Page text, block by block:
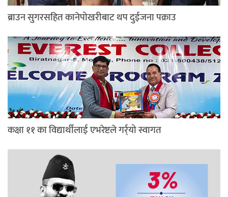
ब्राउन सुगरसहित कानेपोखरीबाट थप दुईजना पक्राउ
कक्षा ११ का विद्यार्थीलाई एभरेष्टले गर्र्यो स्वागत